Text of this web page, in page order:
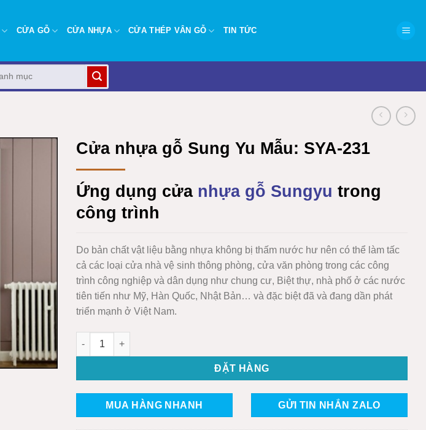
CỬA GỖ CỬA NHỰA CỬA THÉP VÂN GỖ TIN TỨC
Cửa nhựa gỗ Sung Yu Mẫu: SYA-231
Ứng dụng cửa nhựa gỗ Sungyu trong
công trình
Do bản chất vật liệu bằng nhựa không bị thấm nước hư nên có thể làm tấc
cả các loại cửa nhà vệ sinh thông phòng, cửa văn phòng trong các công
trình công nghiệp và dân dụng như chung cư, Biệt thự, nhà phố ở các nước
tiên tiến như Mỹ, Hàn Quốc, Nhật Bản… và đặc biệt đã và đang dần phát
triển mạnh ở Việt Nam.
Cửa nhựa gỗ Sung Yu Mẫu: SYA-231 số lượng
ĐẶT HÀNG
MUA HÀNG NHANH GỬI TIN NHẮN ZALO